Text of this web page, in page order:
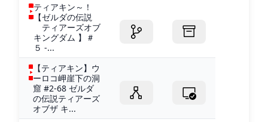
ティアキン～！
【ゼルダの伝説
ティアーズオブ
キングダム 】＃
５ -...
【ティアキン】ウ
ーロコ岬崖下の洞
窟 #2-68 ゼルダ
の伝説ティアーズ
オブザ キ...